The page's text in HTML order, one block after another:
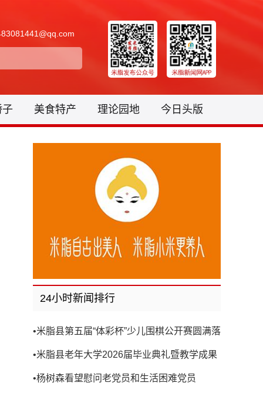
子 美食特产 理论园地 今日头版
24小时新闻排行
•米脂县第五届“体彩杯”少儿围棋公开赛圆满落
•米脂县老年大学2026届毕业典礼暨教学成果
•杨树森看望慰问老党员和生活困难党员